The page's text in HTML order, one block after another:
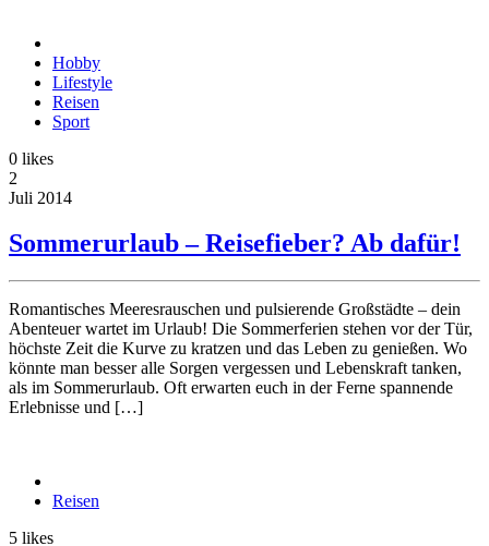
Hobby
Lifestyle
Reisen
Sport
0 likes
2
Juli 2014
Sommerurlaub – Reisefieber? Ab dafür!
Romantisches Meeresrauschen und pulsierende Großstädte – dein
Abenteuer wartet im Urlaub! Die Sommerferien stehen vor der Tür,
höchste Zeit die Kurve zu kratzen und das Leben zu genießen. Wo
könnte man besser alle Sorgen vergessen und Lebenskraft tanken,
als im Sommerurlaub. Oft erwarten euch in der Ferne spannende
Erlebnisse und […]
Reisen
5 likes